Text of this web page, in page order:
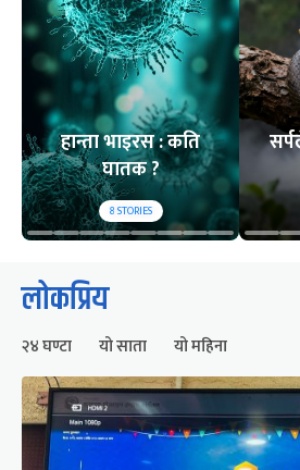
हान्ता भाइरस : कति
घातक ?
8STORIES
लोकप्रिय
२४ घण्टा यो साता यो महिना